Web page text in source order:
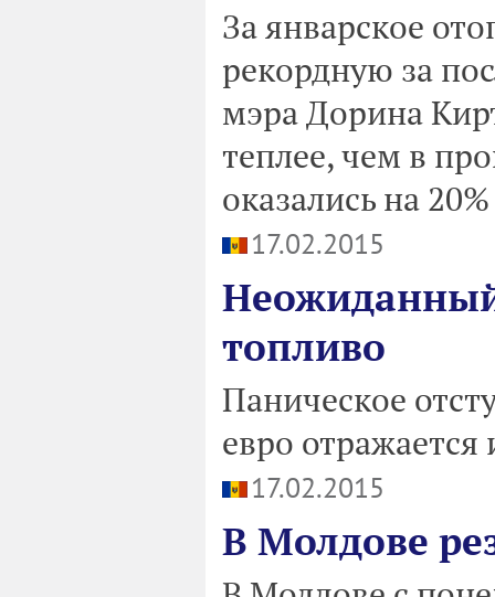
За январское
рекордную за
мэра Дорина
теплее, чем в
оказались на
17.02.2015
топливо
Паническое
евро
17.02.2015
В Молдове